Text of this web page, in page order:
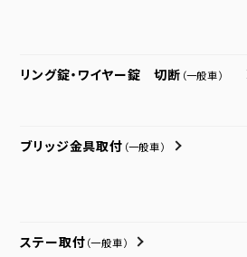
リング錠・ワイヤー錠 切断 （一般車）
ブリッジ金具取付 （一般車）
ステー取付 （一般車）